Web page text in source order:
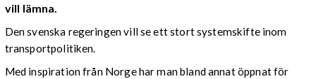
vill lämna.
Den svenska regeringen vill se ett stort systemskifte inom
transportpolitiken.
Med inspiration från Norge har man bland annat öppnat för